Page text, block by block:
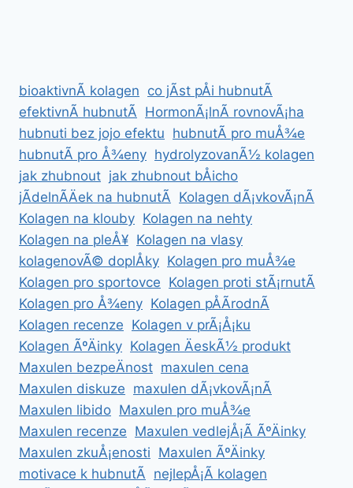
bioaktivnÃ­ kolagen co jÃ­st pÅi hubnutÃ­
efektivnÃ­ hubnutÃ­ HormonÃ¡lnÃ­ rovnovÃ¡ha
hubnuti bez jojo efektu hubnutÃ­ pro muÅ¾e
hubnutÃ­ pro Å¾eny hydrolyzovanÃ½ kolagen
jak zhubnout jak zhubnout bÅicho
jÃ­delnÃ­Äek na hubnutÃ­ Kolagen dÃ¡vkovÃ¡nÃ­
Kolagen na klouby Kolagen na nehty
Kolagen na pleÅ¥ Kolagen na vlasy
kolagenovÃ© doplÅky Kolagen pro muÅ¾e
Kolagen pro sportovce Kolagen proti stÃ¡rnutÃ­
Kolagen pro Å¾eny Kolagen pÅÃ­rodnÃ­
Kolagen recenze Kolagen v prÃ¡Å¡ku
Kolagen ÃºÄinky Kolagen ÄeskÃ½ produkt
Maxulen bezpeÄnost maxulen cena
Maxulen diskuze maxulen dÃ¡vkovÃ¡nÃ­
Maxulen libido Maxulen pro muÅ¾e
Maxulen recenze Maxulen vedlejÅ¡Ã­ ÃºÄinky
Maxulen zkuÅ¡enosti Maxulen ÃºÄinky
motivace k hubnutÃ­ nejlepÅ¡Ã­ kolagen